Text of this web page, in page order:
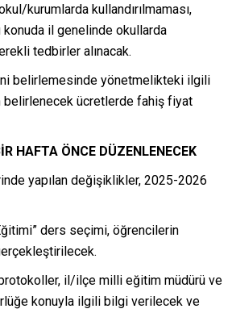
kurumlarda kullandırılmaması,
konuda il genelinde okullarda
tedbirler alınacak.
belirlemesinde yönetmelikteki ilgili
belirlenecek ücretlerde fahiş fiyat
HAFTA ÖNCE DÜZENLENECEK
yapılan değişiklikler, 2025-2026
ders seçimi, öğrencilerin
il/ilçe milli eğitim müdürü ve
konuyla ilgili bilgi verilecek ve